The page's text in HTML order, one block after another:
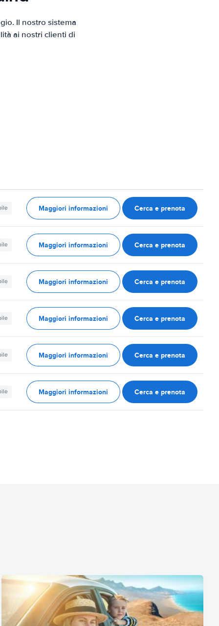
Il nostro sistema
ai nostri clienti di
Maggiori informazioni Cerca e prenota
Maggiori informazioni Cerca e prenota
Maggiori informazioni Cerca e prenota
Maggiori informazioni Cerca e prenota
Maggiori informazioni Cerca e prenota
Maggiori informazioni Cerca e prenota